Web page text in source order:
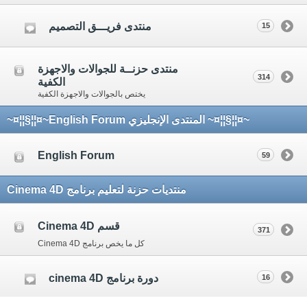
منتدى فريـــق التصميم 15
منتدى حزنــة للجوالات والاجهزة
الكفية
يختص بالجوالات والاجهزة الكفية
314
~¤¦¦§¦¦¤~ المنتدى الإنجليزي English Forum~¤¦¦§¦¦¤~
English Forum 59
منتديات حزنة لتعليم برنامج Cinema 4D
قسم Cinema 4D
كل ما يخص برنامج Cinema 4D
371
دورة برنامج cinema 4D 16